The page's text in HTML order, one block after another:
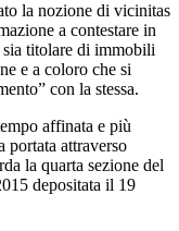
la nozione di vicinitas
a contestare in
titolare di immobili
e a coloro che si
con la stessa.
affinata e più
portata attraverso
la quarta sezione del
depositata il 19